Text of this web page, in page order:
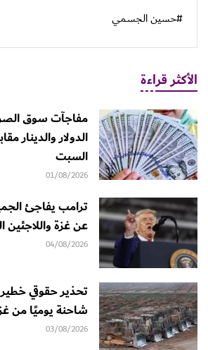
#حسين الجسمي
الأكثر قراءة
مفاجآت سوق
الدولار والدينار
السبت
01/08/2026
ترامب يفاجئ
عن غزة واللاجئين
04/08/2026
شاحنة يوميًا من
03/08/2026